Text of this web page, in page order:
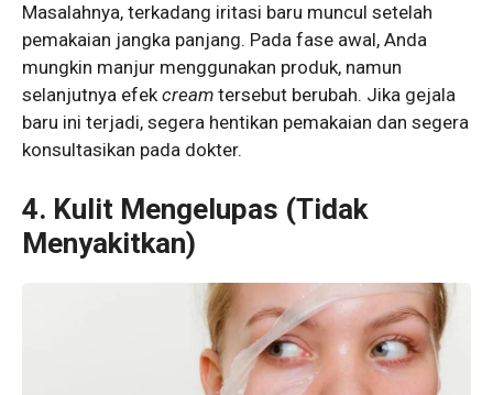
Masalahnya, terkadang iritasi baru muncul setelah
pemakaian jangka panjang. Pada fase awal, Anda
mungkin manjur menggunakan produk, namun
selanjutnya efekcream tersebut berubah. Jika gejala
baru ini terjadi, segera hentikan pemakaian dan segera
konsultasikan pada dokter.
4. Kulit Mengelupas (Tidak
Menyakitkan)